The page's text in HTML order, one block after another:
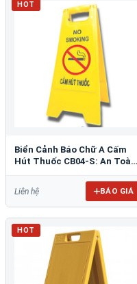
HOT
Biển Cảnh Báo Chữ A Cấm
Hút Thuốc CB04-S: An Toàn
Liên hệ BÁO GIÁ
HOT